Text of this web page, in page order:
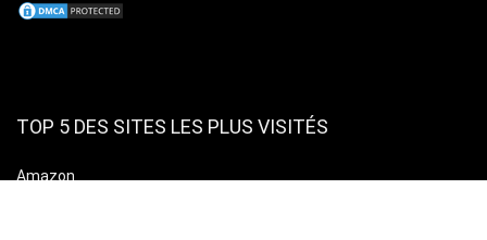
TOP 5 DES SITES LES PLUS VISITÉS
Amazon